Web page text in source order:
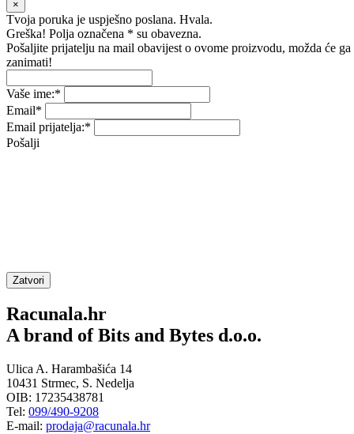
×
Tvoja poruka je uspješno poslana. Hvala.
Greška! Polja označena * su obavezna.
Pošaljite prijatelju na mail obavijest o ovome proizvodu, možda će ga
zanimati!
Vaše ime:*
Email*
Email prijatelja:*
Pošalji
Zatvori
Racunala.hr
A brand of Bits and Bytes d.o.o.
Ulica A. Harambašića 14
10431 Strmec, S. Nedelja
OIB: 17235438781
Tel: 099/490-9208
E-mail: prodaja@racunala.hr